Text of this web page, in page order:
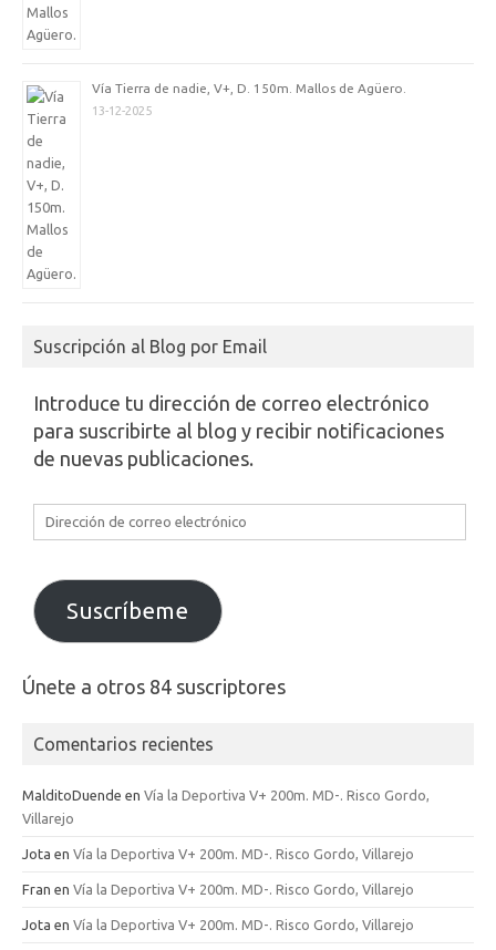
Vía Tierra de nadie, V+, D. 150m. Mallos de Agüero.
13-12-2025
Suscripción al Blog por Email
Introduce tu dirección de correo electrónico
para suscribirte al blog y recibir notificaciones
de nuevas publicaciones.
Dirección
de
electrónico
Suscríbeme
Únete a otros 84 suscriptores
Comentarios recientes
MalditoDuende en Vía la Deportiva V+ 200m. MD-. Risco Gordo,
Villarejo
Jota en Vía la Deportiva V+ 200m. MD-. Risco Gordo, Villarejo
Fran en Vía la Deportiva V+ 200m. MD-. Risco Gordo, Villarejo
Jota en Vía la Deportiva V+ 200m. MD-. Risco Gordo, Villarejo